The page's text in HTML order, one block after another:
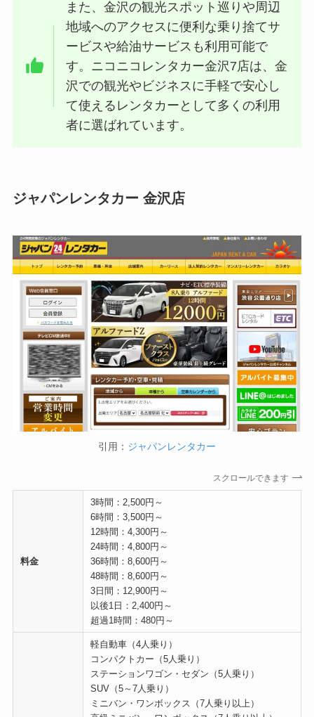
また、金沢の観光スポット巡りや周辺
地域へのアクセスに便利な乗り捨てサ
ービスや給油サービスも利用可能で
す。ニコニコレンタカー金沢7店は、金
沢での観光やビジネスに手軽で安心し
て使えるレンタカーとして多くの利用
者に選ばれています。
ジャパンレンタカー 金沢店
引用： ジャパンレンタカー
スクロールできます
料金
3時間：2,500円～
6時間：3,500円～
12時間：4,300円～
24時間：4,800円～
36時間：8,600円～
48時間：8,600円～
3日間：12,900円～
以後1日：2,400円～
超過1時間：480円～
軽自動車（4人乗り）
コンパクトカー（5人乗り）
ステーションワゴン・セダン（5人乗り）
SUV（5～7人乗り）
ミニバン・ワンボックス（7人乗り以上）